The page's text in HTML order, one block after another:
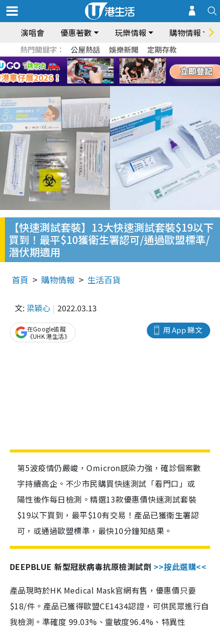
演唱會 優惠著數 玩樂情報 購物情報
熱門關鍵字： 公屋熱話 娛樂新聞 定期存款
【快速測試套裝】13大快速測試套裝$19以下
買到！最平$10獲衛生署認可/通過歐盟標準/
潛伏期適用
首頁 購物情報 生活百貨
文: 梁穎心 2022.03.13
用 App 睇文
在Google追蹤
《UHK 港生活》
第5波疫情仍嚴峻，Omicron感染力強，確診個案數
字持續高企。不少市民購買快速測試「看門口」或
陽性後作每日檢測。精選13款優惠價快速測試套裝
$19以下買到，最平$10有交易！產品已獲衛生署認
可，或通過歐盟標準，最快10分鐘知結果。
DEEPBLUE 新型冠狀病毒抗原檢測試劑 >>按此選購<<
產品現時於HK Medical Mask官網有售，優惠價只要
$18/件。產品已獲得歐盟CE1434認證，可供民眾進行自
我檢測。準確度 99.03%、靈敏度96.4%、特異性